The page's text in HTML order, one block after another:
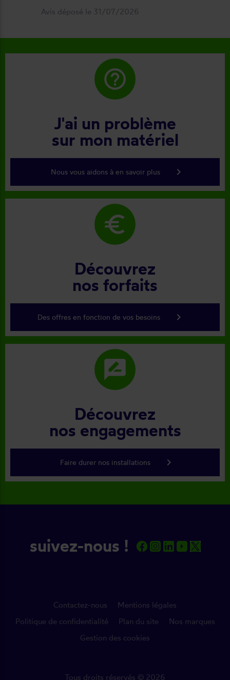
Avis déposé le 31/07/2026
help_outline
J'ai un problème
sur mon matériel
Nous vous aidons à en savoir plus keyboard_arrow_right
euro
Découvrez
nos forfaits
Des offres en fonction de vos besoins keyboard_arrow_right
rate_review
Découvrez
nos engagements
Faire durer nos installations keyboard_arrow_right
suivez-nous !
Contactez-nous
Mentions légales
Politique de confidentialité
Plan du site
Nos marques
Gestion des cookies
Tous droits réservés © 2026